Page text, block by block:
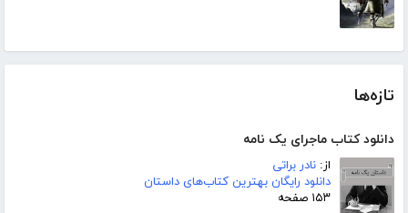
تازه‌ها
دانلود کتاب ماجرای یک نامه
از: نادر براتی
دانلود رایگان بهترین کتاب‌های داستان
۱۵۳ صفحه